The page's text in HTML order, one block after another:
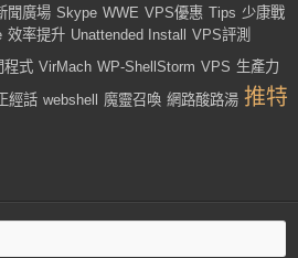
聞廣場 Skype WWE VPS優惠 Tips 少康戰
效率提升 Unattended Install
VPS評測
程式 VirMach WP-ShellStorm VPS 生產力
經話 webshell 魔靈召喚 網路酸路湯 推特